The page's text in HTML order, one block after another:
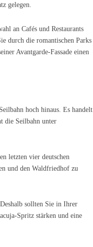
gelegen.
an Cafés und Restaurants
durch die romantischen Parks
Avantgarde-Fassade einen
hoch hinaus. Es handelt
die Seilbahn unter
letzten vier deutschen
und den Waldfriedhof zu
sollten Sie in Ihrer
Spritz stärken und eine